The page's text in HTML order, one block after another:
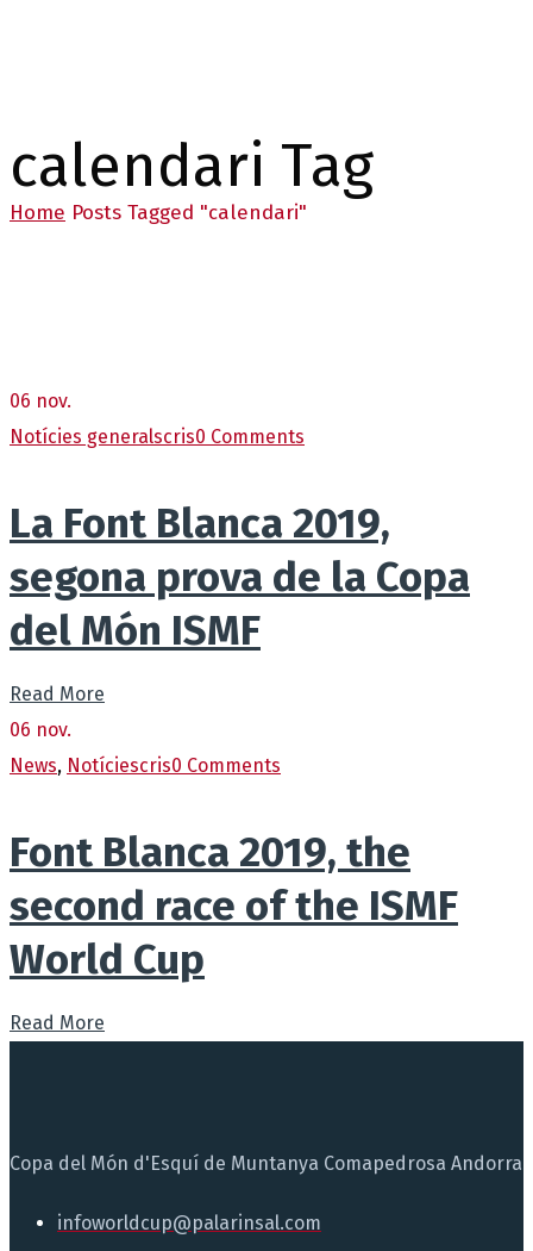
calendari Tag
Home Posts Tagged "calendari"
06 nov.
Notícies generalscris0 Comments
La Font Blanca 2019,
segona prova de la Copa
del Món ISMF
Read More
06 nov.
News, Notíciescris0 Comments
Font Blanca 2019, the
second race of the ISMF
World Cup
Read More
Copa del Món d'Esquí de Muntanya Comapedrosa Andorra
infoworldcup@palarinsal.com